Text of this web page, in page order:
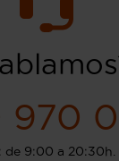
970
de 9:00 a 20:30h.